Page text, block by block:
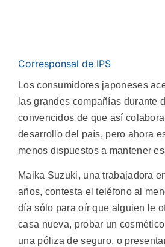
Corresponsal de IPS
Los consumidores japoneses
las grandes compañías durante
convencidos de que así
desarrollo del país, pero ahora
menos dispuestos a mantener
Maika Suzuki, una trabajadora
años, contesta el teléfono al
día sólo para oír que alguien le
casa nueva, probar un
una póliza de seguro, o